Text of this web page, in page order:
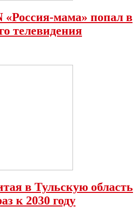
мама» попал в
телевидения
в Тульскую область
к 2030 году